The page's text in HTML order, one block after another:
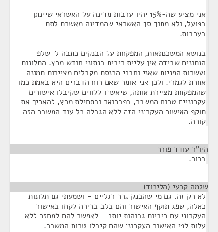
אני מציע שה-15% יהיו ערבות מדינה על האשראי שיינתן
בפועל, ולא מתוך סך האשראי שהמדינה מאשרת לתת
בערבות.
בנושא המשכנתאות, המפקחת על הבנקים כתבה לי שלפי
הנתונים שבידה אין עליית ריבית בנתוני חודש מרץ. התלונות
ועשרות הפניות שאני וחברי הכנסת מקבלים מציירות תמונה
אחרת לגמרי. ולכן אני אומר שאם רוח הדברים היא באמת כמו
שהמפקחת מציירת אותה, שיאשרו ללווים שקיבלו אישורים
עקרוניים טרום המשבר, בפברואר ובתחילת מרץ, להאריך את
תוקף האישור העקרוני הזה ללא הגבלה כל עוד המשבר הזה
קורה.
היו"ר עודד פורר
ברור.
שלמה קרעי (הליכוד)
לא רק זה. גם מי שהבנק גרר רגליים – ושמעתי גם תלונות
כאלה, שפג תוקף האישור והם בלב ברירה לקחו באישור
העקרוני עם ריביות גבוהות יותר – לאפשר להם למחזר ללא
עלות לפי האישור העקרוני שהם קיבלו טרום המשבר.